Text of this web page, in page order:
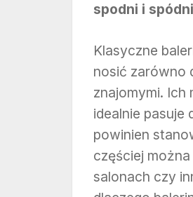
spodni i
Klasyczne
nosić zarówno
znajomymi. Ich
idealnie
powinien
częściej
salonach czy